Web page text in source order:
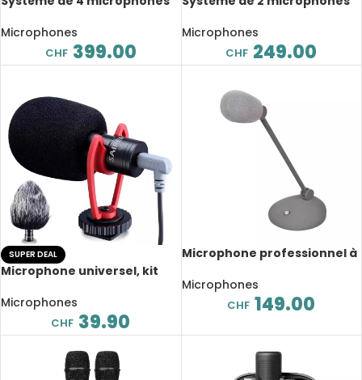
Plug-and-Go, construction
robuste, pour la scène,
Karaoké
Microphones
CHF 399.00
MHz, réglage automatique,
pour la scène, Karaoké
Microphones
CHF 249.00
SUPER DEAL
Microphone universel, kit
sur caméra, pour DSLR,
Android, iPhone, GoPro
Microphones
CHF 39.90
Microphone professionnel à
salle de conférence, réunion
Microphones
CHF 149.00